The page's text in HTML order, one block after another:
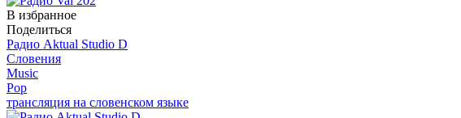
В избранное
Поделиться
Радио Aktual Studio D
Словения
Music
Pop
трансляция на словенском языке